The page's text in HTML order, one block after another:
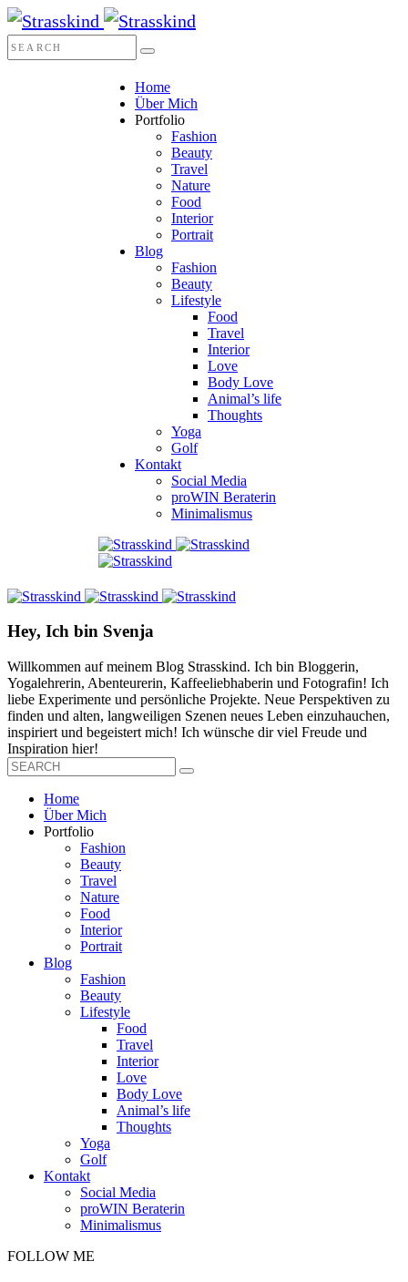
Home
Über Mich
Portfolio
Fashion
Beauty
Travel
Nature
Food
Interior
Portrait
Blog
Fashion
Beauty
Lifestyle
Food
Travel
Interior
Love
Body Love
Animal’s life
Thoughts
Yoga
Golf
Kontakt
Social Media
proWIN Beraterin
Minimalismus
Hey, Ich bin Svenja
Willkommen auf meinem Blog Strasskind. Ich bin Bloggerin,
Yogalehrerin, Abenteurerin, Kaffeeliebhaberin und Fotografin! Ich
liebe Experimente und persönliche Projekte. Neue Perspektiven zu
finden und alten, langweiligen Szenen neues Leben einzuhauchen,
inspiriert und begeistert mich! Ich wünsche dir viel Freude und
Inspiration hier!
Home
Über Mich
Portfolio
Fashion
Beauty
Travel
Nature
Food
Interior
Portrait
Blog
Fashion
Beauty
Lifestyle
Food
Travel
Interior
Love
Body Love
Animal’s life
Thoughts
Yoga
Golf
Kontakt
Social Media
proWIN Beraterin
Minimalismus
FOLLOW ME